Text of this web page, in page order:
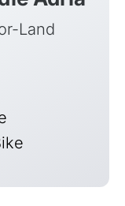
Land